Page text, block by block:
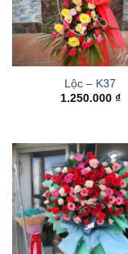
Lộc – K37
1.250.000 ₫